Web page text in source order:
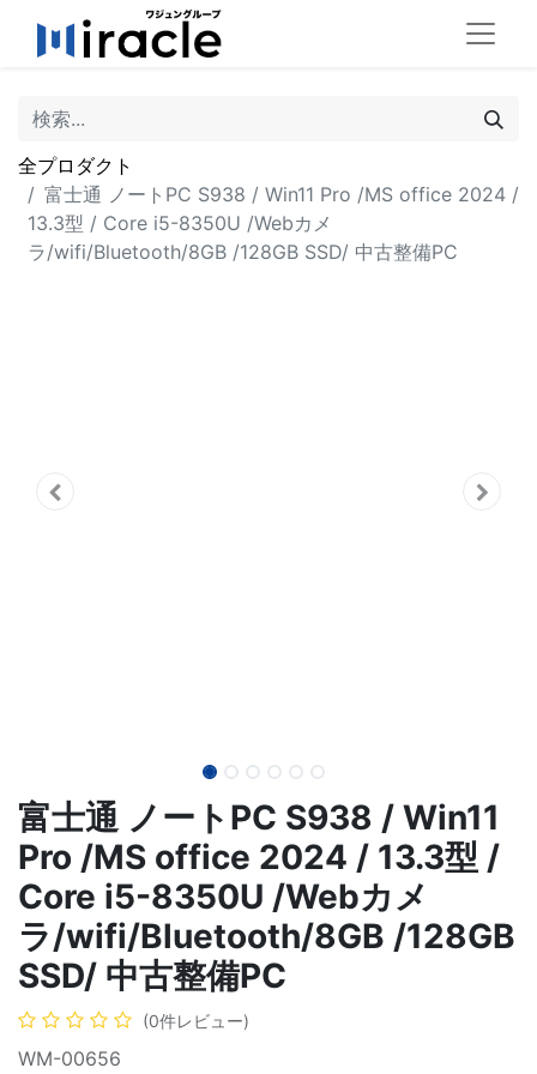
全プロダクト
富士通 ノートPC S938 / Win11 Pro /MS office 2024 /
13.3型 / Core i5-8350U /Webカメ
ラ/wifi/Bluetooth/8GB /128GB SSD/ 中古整備PC
富士通 ノートPC S938 / Win11
Pro /MS office 2024 / 13.3型 /
Core i5-8350U /Webカメ
ラ/wifi/Bluetooth/8GB /128GB
SSD/ 中古整備PC
(0件レビュー)
WM-00656